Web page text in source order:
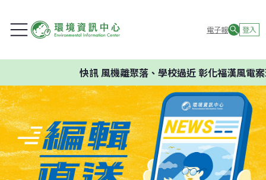
電子報 登入
快訊風機離聚落、學校過近 彰化福漢風電案